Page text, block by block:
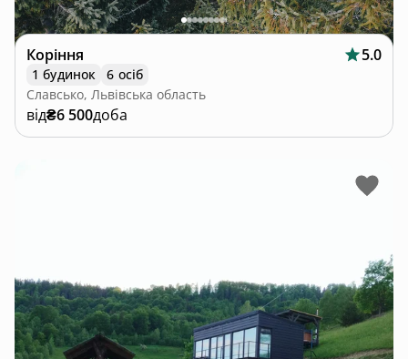
Коріння 5.0
1 будинок
6 осіб
Славсько, Львівська область
від₴6 500доба